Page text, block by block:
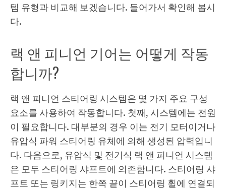
템 유형과 비교해 보겠습니다. 들어가서 확인해 봅시
다.
랙 앤 피니언 기어는 어떻게 작동
합니까?
랙 앤 피니언 스티어링 시스템은 몇 가지 주요 구성
요소를 사용하여 작동합니다. 첫째, 시스템에는 전원
이 필요합니다. 대부분의 경우 이는 전기 모터이거나
유압식 파워 스티어링 유체에 의해 생성된 압력입니
다. 다음으로, 유압식 및 전기식 랙 앤 피니언 시스템
은 모두 스티어링 샤프트에 의존합니다. 스티어링 샤
프트 또는 링키지는 한쪽 끝이 스티어링 휠에 연결되